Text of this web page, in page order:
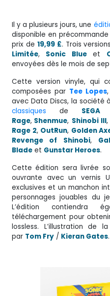
Il y a plusieurs jours, une
disponible en
prix de 19,99 £. Trois
Limitée, Sonic Blueet
envoyées dès le mois de
Cette version vinyle, qui
composées par Tee Lopes
avec Data Discs, la société
classiques de SEGA
Rage, Shenmue, Shinobi III,
Rage 2, OutRun, Golden
Revenge of Shinobi,
Blade et Gunstar Heroes.
Cette édition sera livrée
ouvrante avec un vernis
exclusives et un manchon
personnages jouables du
L’édition contiendra
téléchargement pour
lossless. L’illustration de
par Tom Fry / Kieran Gates.